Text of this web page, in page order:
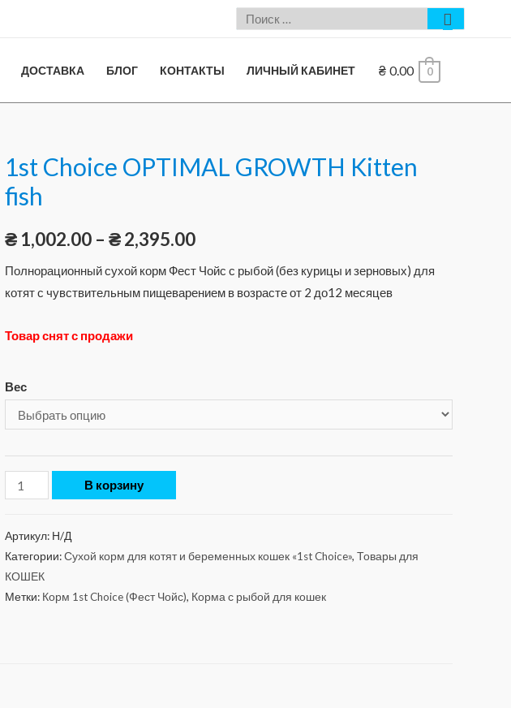
ДОСТАВКА БЛОГ КОНТАКТЫ ЛИЧНЫЙ КАБИНЕТ ₴ 0.00 0
1st Choice OPTIMAL GROWTH Kitten
fish
₴ 1,002.00 – ₴2,395.00
Полнорационный сухой корм Фест Чойс с рыбой (без курицы и зерновых) для
котят с чувствительным пищеварением в возрасте от 2 до12 месяцев
Товар снят с продажи
Вес
В корзину
Артикул: Н/Д
Категории:Сухой корм для котят и беременных кошек «1st Choice», Товары для
КОШЕК
Метки: Корм 1st Choice (Фест Чойс), Корма с рыбой для кошек